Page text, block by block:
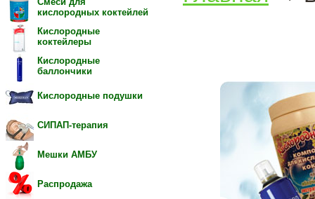
кислородных коктейлей
Кислородные
коктейлеры
Кислородные
баллончики
Кислородные подушки
СИПАП-терапия
Мешки АМБУ
Распродажа